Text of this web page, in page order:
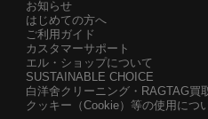
お知らせ
はじめての方へ
ご利用ガイド
カスタマーサポート
エル・ショップについて
SUSTAINABLE CHOICE
白洋舍クリーニング・RAGTAG買
クッキー（Cookie）等の使用につ